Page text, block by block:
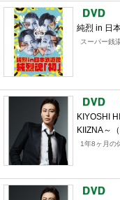
純烈 in 日
スーパー銭
KIYOSHI
KIIZNA～
1年8ヶ月の